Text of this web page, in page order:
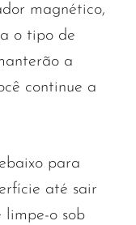
magnético,
o tipo de
a
continue a
para
até sair
limpe-o sob